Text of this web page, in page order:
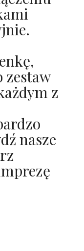
zestaw
z
nasze